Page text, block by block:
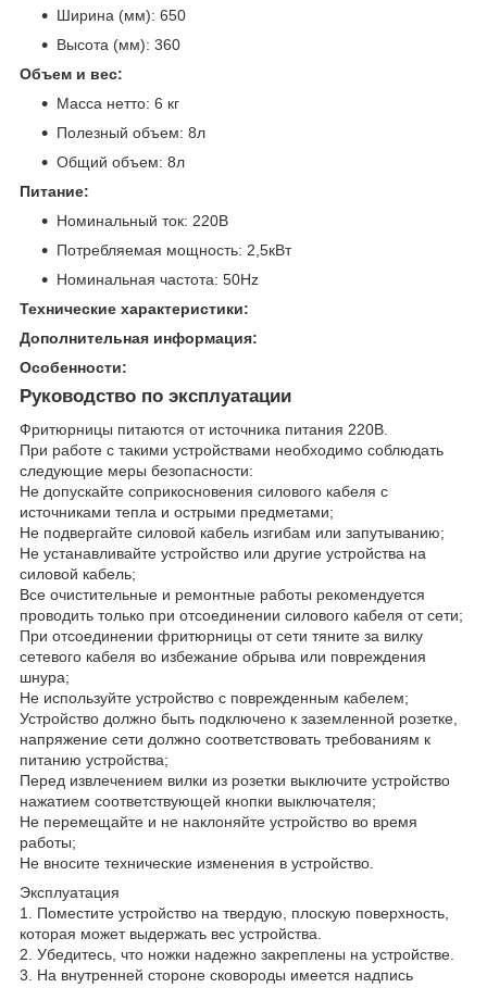
Ширина (мм): 650
Высота (мм): 360
Объем и вес:
Масса нетто: 6 кг
Полезный объем: 8л
Общий объем: 8л
Питание:
Номинальный ток: 220В
Потребляемая мощность: 2,5кВт
Номинальная частота: 50Hz
Технические характеристики:
Дополнительная информация:
Особенности:
Руководство по эксплуатации
Фритюрницы питаются от источника питания 220В.
При работе с такими устройствами необходимо соблюдать
следующие меры безопасности:
Не допускайте соприкосновения силового кабеля с
источниками тепла и острыми предметами;
Не подвергайте силовой кабель изгибам или запутыванию;
Не устанавливайте устройство или другие устройства на
силовой кабель;
Все очистительные и ремонтные работы рекомендуется
проводить только при отсоединении силового кабеля от сети;
При отсоединении фритюрницы от сети тяните за вилку
сетевого кабеля во избежание обрыва или повреждения
шнура;
Не используйте устройство с поврежденным кабелем;
Устройство должно быть подключено к заземленной розетке,
напряжение сети должно соответствовать требованиям к
питанию устройства;
Перед извлечением вилки из розетки выключите устройство
нажатием соответствующей кнопки выключателя;
Не перемещайте и не наклоняйте устройство во время
работы;
Не вносите технические изменения в устройство.
Эксплуатация
1. Поместите устройство на твердую, плоскую поверхность,
которая может выдержать вес устройства.
2. Убедитесь, что ножки надежно закреплены на устройстве.
3. На внутренней стороне сковороды имеется надпись